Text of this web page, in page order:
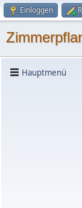
Einloggen
Hauptmenü